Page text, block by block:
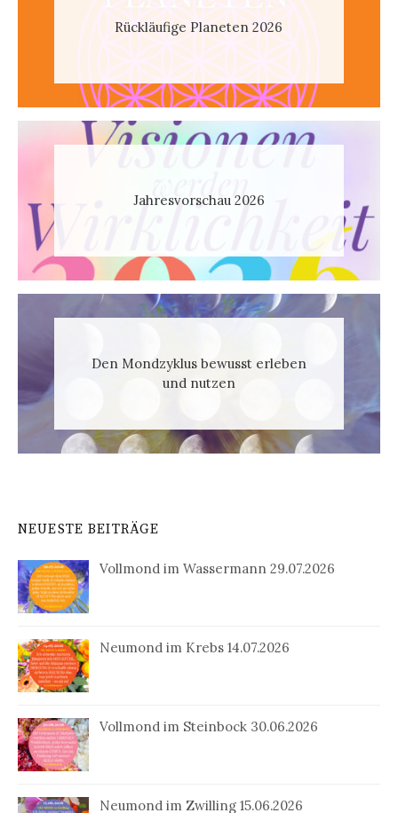
Rückläufige Planeten 2026
Jahresvorschau 2026
Den Mondzyklus bewusst erleben
und nutzen
NEUESTE BEITRÄGE
Vollmond im Wassermann 29.07.2026
Neumond im Krebs 14.07.2026
Vollmond im Steinbock 30.06.2026
Neumond im Zwilling 15.06.2026